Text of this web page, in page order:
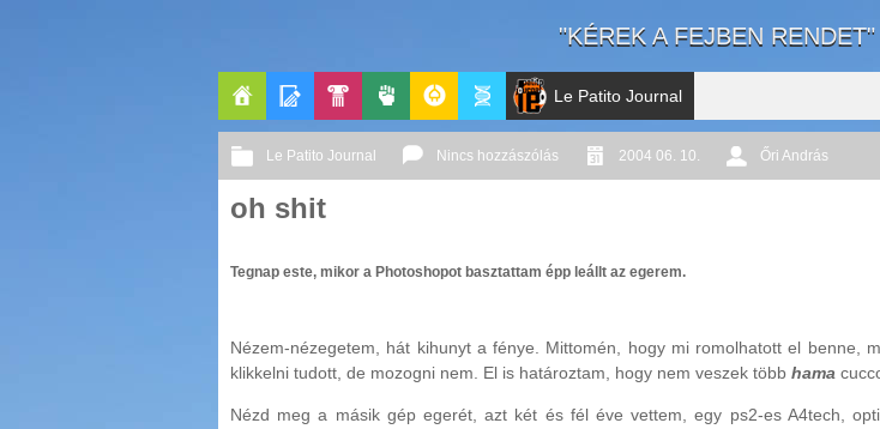
"KÉREK A FEJBEN
Főoldal PolitikaGeekZone
Le Patito Journal
Le Patito Journal Nincs hozzászólás 2004 06. 10. Őri András
oh shit
Tegnap este, mikor a Photoshopot basztattam épp leállt az egerem.
Nézem-nézegetem, hát kihunyt a fénye. Mittomén, hogy mi romolhatott el benne,
klikkelni tudott, de mozogni nem. El is határoztam, hogy nem veszek több hama
Nézd meg a másik gép egerét, azt két és fél éve vettem, egy ps2-es A4tech,